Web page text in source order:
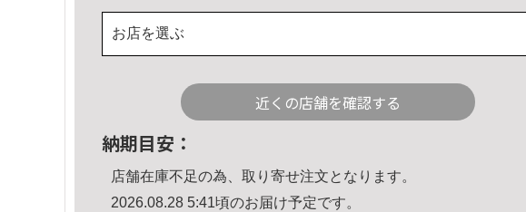
お店を選ぶ
近くの店舗を確認する
納期目安：
店舗在庫不足の為、取り寄せ注文となります。
2026.08.28 5:41頃のお届け予定です。